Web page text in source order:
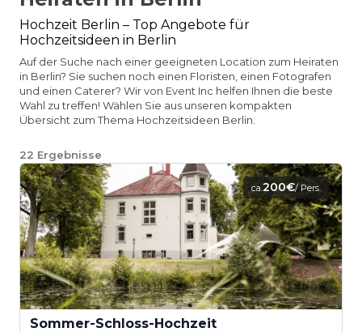
Hochzeit Berlin – Top Angebote für
Hochzeitsideen in Berlin
Auf der Suche nach einer geeigneten Location zum Heiraten
in Berlin? Sie suchen noch einen Floristen, einen Fotografen
und einen Caterer? Wir von Event Inc helfen Ihnen die beste
Wahl zu treffen! Wählen Sie aus unseren kompakten
Übersicht zum Thema Hochzeitsideen Berlin.
22 Ergebnisse
ca.200€/ Pers.
Sommer-Schloss-Hochzeit